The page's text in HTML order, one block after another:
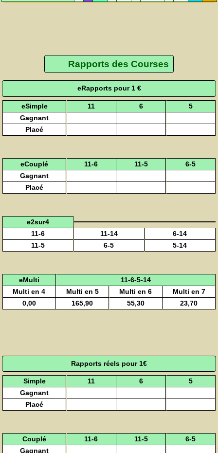
Rapports des Courses
eRapports pour 1 €
eSimple 11 6
5
Gagnant
Placé
eCouplé 11-6 11-5
6-5
Gagnant
Placé
e2sur4
11-6
11-14
6-14
11-5
6-5 5-14
eMulti
11-6-5-14
Multi en 4
Multi en 5 Multi en 6
Multi en 7
0,00
165,90 55,30 23,70
Rapports réels pour 1€
Simple 11 6
5
Gagnant
Placé
Couplé 11-6 11-5
6-5
Gagnant